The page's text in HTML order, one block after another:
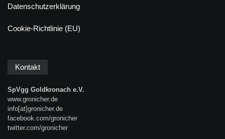
Datenschutzerklärung
Cookie-Richtlinie (EU)
Kontakt
SpVgg Goldkronach e.V.
www.gronicher.de
info[at]gronicher.de
facebook.com/gronicher
twitter.com/gronicher